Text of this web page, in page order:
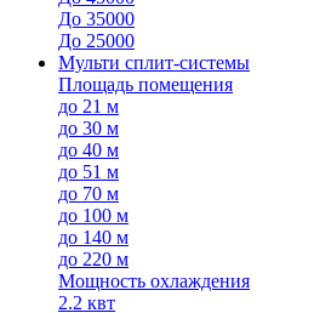
До 35000
До 25000
Мульти сплит-системы
Площадь помещения
до 21 м
до 30 м
до 40 м
до 51 м
до 70 м
до 100 м
до 140 м
до 220 м
Мощность охлаждения
2.2 квт